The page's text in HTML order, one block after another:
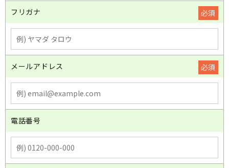
フリガナ 必須
メールアドレス 必須
電話番号